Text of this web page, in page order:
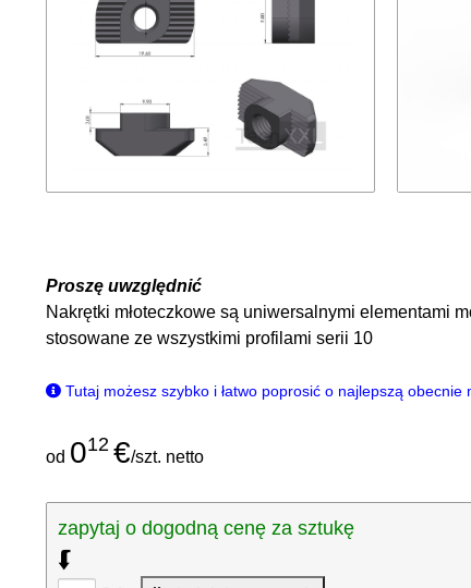
Proszę uwzględnić
Nakrętki młoteczkowe są uniwersalnymi elementami
stosowane ze wszystkimi profilami serii 10
Tutaj możesz szybko i łatwo poprosić o najlepszą
od 012 €/szt. netto
zapytaj o dogodną cenę za sztukę
⮮